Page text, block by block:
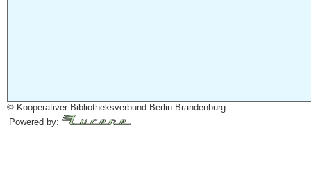
© Kooperativer Bibliotheksverbund Berlin-Brandenburg
Powered by: